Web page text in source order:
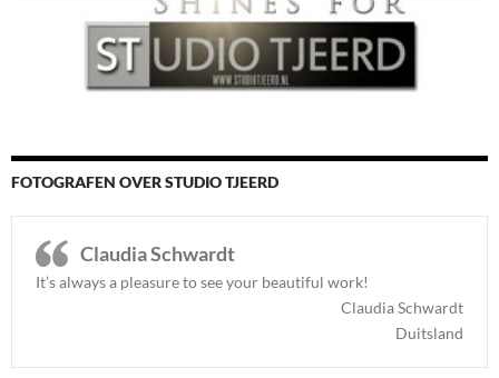
FOTOGRAFEN OVER STUDIO TJEERD
Claudia Schwardt
It’s always a pleasure to see your beautiful work!
Claudia Schwardt
Duitsland